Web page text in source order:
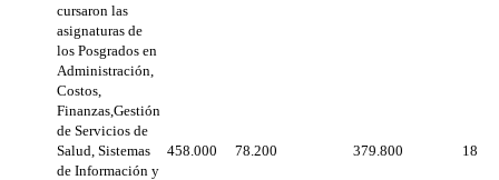
cursaron las
asignaturas de
los Posgrados en
Administración,
Costos,
Finanzas,Gestión
de Servicios de
Salud, Sistemas
de Información y
458.000 78.200 379.800 18